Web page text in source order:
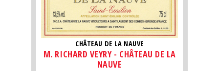
CHÂTEAU DE LA NAUVE
M. RICHARD VEYRY - CHÂTEAU DE LA
NAUVE